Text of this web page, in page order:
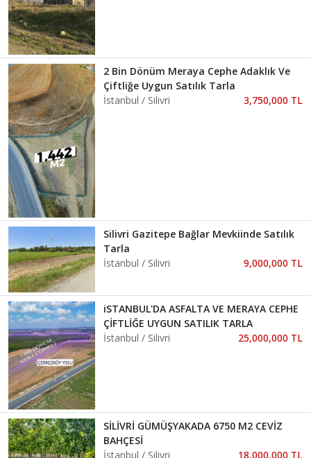
2 Bin Dönüm Meraya Cephe Adaklık Ve
Çiftliğe Uygun Satılık Tarla
İstanbul / Silivri
3,750,000 TL
Silivri Gazitepe Bağlar Mevkiinde Satılık
Tarla
İstanbul / Silivri
9,000,000 TL
iSTANBUL'DA ASFALTA VE MERAYA CEPHE
ÇİFTLİĞE UYGUN SATILIK TARLA
İstanbul / Silivri
25,000,000 TL
SİLİVRİ GÜMÜŞYAKADA 6750 M2 CEVİZ
BAHÇESİ
İstanbul / Silivri
18,000,000 TL